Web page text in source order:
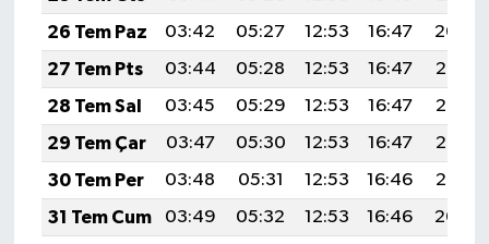
26 Tem Paz
03:42 05:27 12:53 16:47
20:09
27 Tem Pts
03:44 05:28 12:53 16:47
20:08
28 Tem Sal
03:45 05:29 12:53 16:47
20:07
29 Tem Çar
03:47 05:30 12:53 16:47
20:06
30 Tem Per
03:48 05:31 12:53 16:46
20:05
31 Tem Cum
03:49 05:32 12:53 16:46
20:04
KÜLTÜR SANAT
MAGAZİN
Otomobil
POLİTİKA
Sağlık